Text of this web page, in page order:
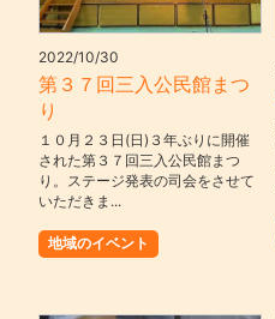
2022/10/30
第３７回三入公民館まつ
り
１０月２３日(日)３年ぶりに開催
された第３７回三入公民館まつ
り。ステージ発表の司会をさせて
いただきま...
地域のイベント